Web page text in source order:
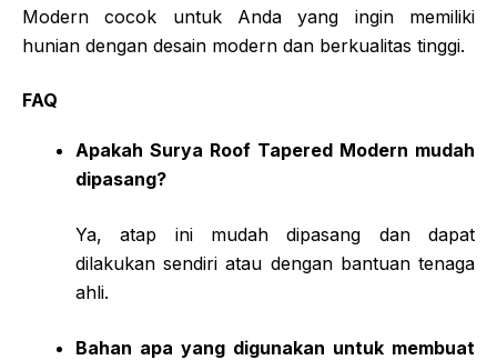
Modern cocok untuk Anda yang ingin memiliki
hunian dengan desain modern dan berkualitas tinggi.
FAQ
Apakah Surya Roof Tapered Modern mudah
dipasang?
Ya, atap ini mudah dipasang dan dapat
dilakukan sendiri atau dengan bantuan tenaga
ahli.
Bahan apa yang digunakan untuk membuat